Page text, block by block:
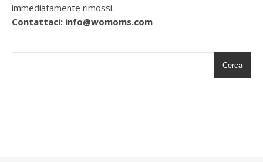
immediatamente rimossi.
Contattaci: info@womoms.com
Cerca